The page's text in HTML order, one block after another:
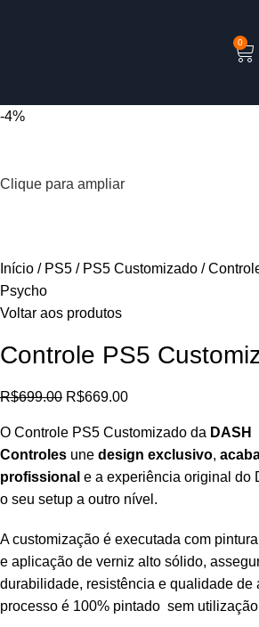
0
-4%
Clique para ampliar
Início PS5 PS5 Customizado
Psycho
Voltar aos produtos
Controle PS5
R$699.00 R$669.00
O Controle PS5 Customizado da DASH
Controles une design exclusivo,
profissional e a experiência original do
o seu setup a outro nível.
A customização é executada com
e aplicação de verniz alto sólido,
durabilidade, resistência e qualidade de
processo é 100% pintado sem